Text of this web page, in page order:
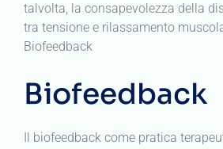
talvolta, la consapevolezza della
tra tensione e rilassamento
Biofeedback
Biofeedback
Il biofeedback come pratica